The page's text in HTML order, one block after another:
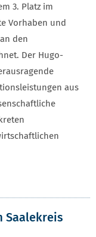
3. Platz im
Vorhaben und
den
Der Hugo-
aus
Saalekreis